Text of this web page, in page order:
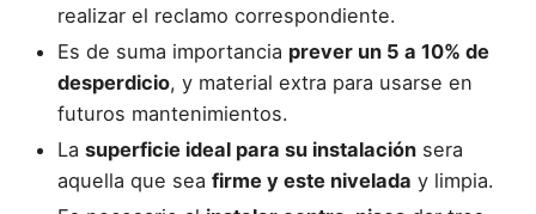
realizar el reclamo correspondiente.
Es de suma importancia prever un 5 a 10% de
desperdicio, y material extra para usarse en
futuros mantenimientos.
La superficie ideal para su instalación sera
aquella que sea firme y este nivelada y limpia.